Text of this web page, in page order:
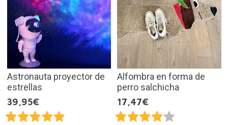
Astronauta proyector de
estrellas
39,95€
Alfombra en forma de
perro salchicha
17,47€